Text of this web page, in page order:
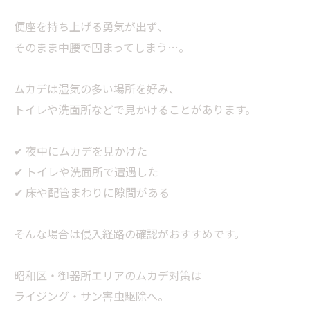
便座を持ち上げる勇気が出ず、
そのまま中腰で固まってしまう…。
ムカデは湿気の多い場所を好み、
トイレや洗面所などで見かけることがあります。
✔ 夜中にムカデを見かけた
✔ トイレや洗面所で遭遇した
✔ 床や配管まわりに隙間がある
そんな場合は侵入経路の確認がおすすめです。
昭和区・御器所エリアのムカデ対策は
ライジング・サン害虫駆除へ。